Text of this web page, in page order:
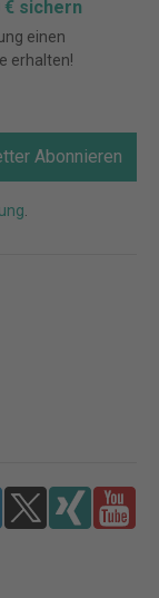
€ sichern
einen
erhalten!
Abonnieren